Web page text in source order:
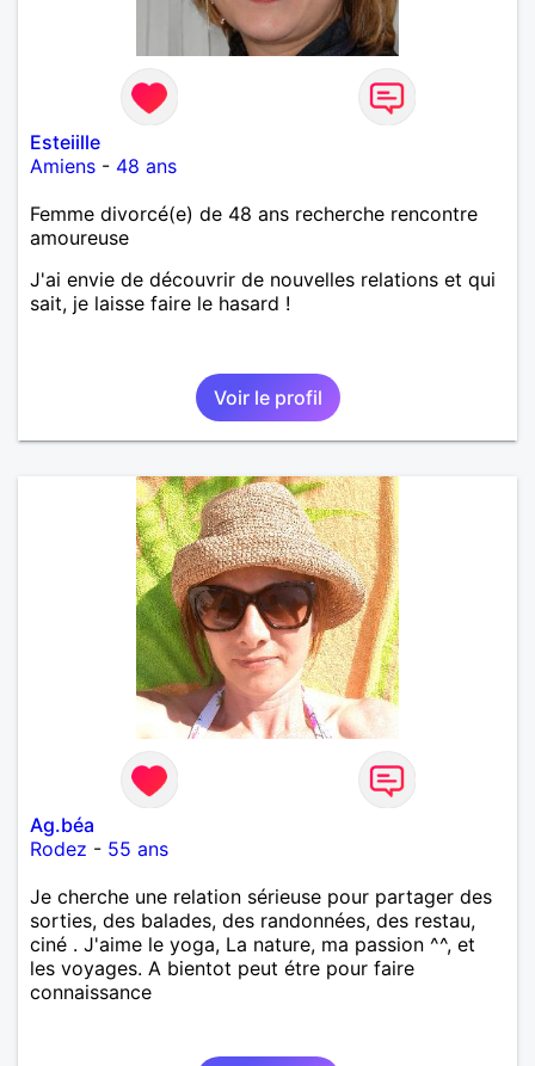
Esteiille
Amiens - 48 ans
Femme divorcé(e) de 48 ans recherche rencontre
amoureuse
J'ai envie de découvrir de nouvelles relations et qui
sait, je laisse faire le hasard !
Voir le profil
Ag.béa
Rodez - 55 ans
Je cherche une relation sérieuse pour partager des
sorties, des balades, des randonnées, des restau,
ciné . J'aime le yoga, La nature, ma passion ^^, et
les voyages. A bientot peut étre pour faire
connaissance